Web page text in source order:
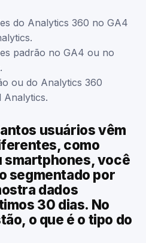
do Analytics 360 no GA4
padrão no GA4 ou no
ou do Analytics 360
Analytics.
usuários vêm
como
smartphones, você
segmentado por
dados
30 dias. No
o que é o tipo do